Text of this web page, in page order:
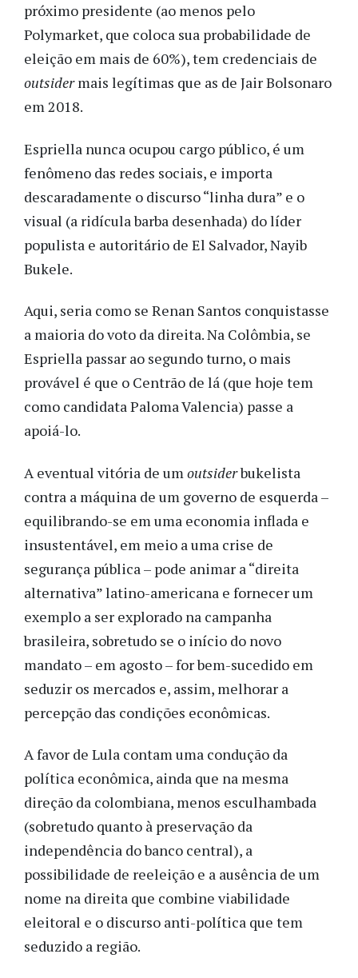
próximo presidente (ao menos pelo
Polymarket, que coloca sua probabilidade de
eleição em mais de 60%), tem credenciais de
outsidermais legítimas que as de Jair Bolsonaro
em 2018.
Espriella nunca ocupou cargo público, é um
fenômeno das redes sociais, e importa
descaradamente o discurso “linha dura” e o
visual (a ridícula barba desenhada) do líder
populista e autoritário de El Salvador, Nayib
Bukele.
Aqui, seria como se Renan Santos conquistasse
a maioria do voto da direita. Na Colômbia, se
Espriella passar ao segundo turno, o mais
provável é que o Centrão de lá (que hoje tem
como candidata Paloma Valencia) passe a
apoiá-lo.
A eventual vitória de um outsiderbukelista
contra a máquina de um governo de esquerda –
equilibrando-se em uma economia inflada e
insustentável, em meio a uma crise de
segurança pública – pode animar a “direita
alternativa” latino-americana e fornecer um
exemplo a ser explorado na campanha
brasileira, sobretudo se o início do novo
mandato – em agosto – for bem-sucedido em
seduzir os mercados e, assim, melhorar a
percepção das condições econômicas.
A favor de Lula contam uma condução da
política econômica, ainda que na mesma
direção da colombiana, menos esculhambada
(sobretudo quanto à preservação da
independência do banco central), a
possibilidade de reeleição e a ausência de um
nome na direita que combine viabilidade
eleitoral e o discurso anti-política que tem
seduzido a região.